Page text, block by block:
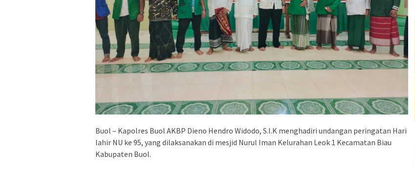
Buol – Kapolres Buol AKBP Dieno Hendro Widodo, S.I.K menghadiri undangan peringatan Hari
lahir NU ke 95, yang dilaksanakan di mesjid Nurul Iman Kelurahan Leok 1 Kecamatan Biau
Kabupaten Buol.